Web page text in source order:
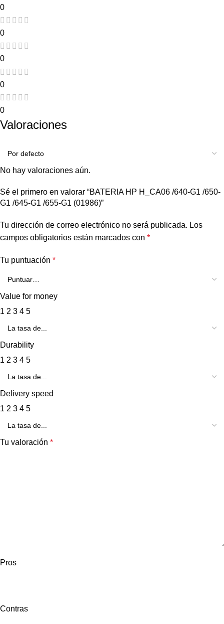
0
0
0
0
0
Valoraciones
No hay valoraciones aún.
Sé el primero en valorar “BATERIA HP H_CA06 /640-G1 /650-
G1 /645-G1 /655-G1 (01986)”
Tu dirección de correo electrónico no será publicada. Los
campos obligatorios están marcados con *
Tu puntuación *
Value for money
1 2 3 4 5
Durability
1 2 3 4 5
Delivery speed
1 2 3 4 5
Tu valoración *
Pros
Contras